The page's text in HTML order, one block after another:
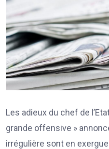
Les adieux du chef de
grande offensive »
irrégulière sont en